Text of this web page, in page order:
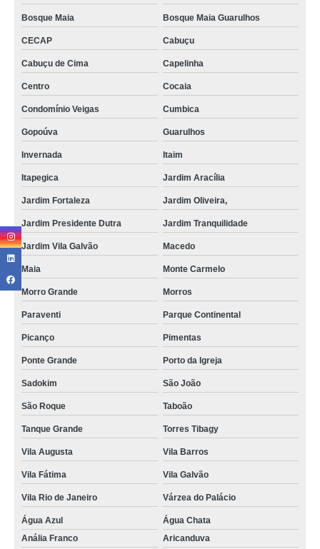
Bosque Maia Bosque Maia Guarulhos
CECAP Cabuçu
Cabuçu de Cima Capelinha
Centro Cocaia
Condomínio Veigas Cumbica
Gopoúva Guarulhos
Invernada Itaim
Itapegica Jardim Aracília
Jardim Fortaleza Jardim Oliveira,
Jardim Presidente Dutra Jardim Tranquilidade
Jardim Vila Galvão Macedo
Maia Monte Carmelo
Morro Grande Morros
Paraventi Parque Continental
Picanço Pimentas
Ponte Grande Porto da Igreja
Sadokim São João
São Roque Taboão
Tanque Grande Torres Tibagy
Vila Augusta Vila Barros
Vila Fátima Vila Galvão
Vila Rio de Janeiro Várzea do Palácio
Água Azul
Água Chata
Anália Franco
Aricanduva